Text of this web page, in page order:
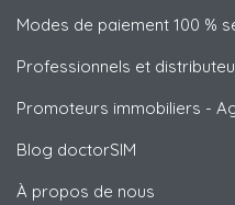
Modes de paiement 100 %
Professionnels et
Promoteurs immobiliers -
Blog doctorSIM
À propos de nous